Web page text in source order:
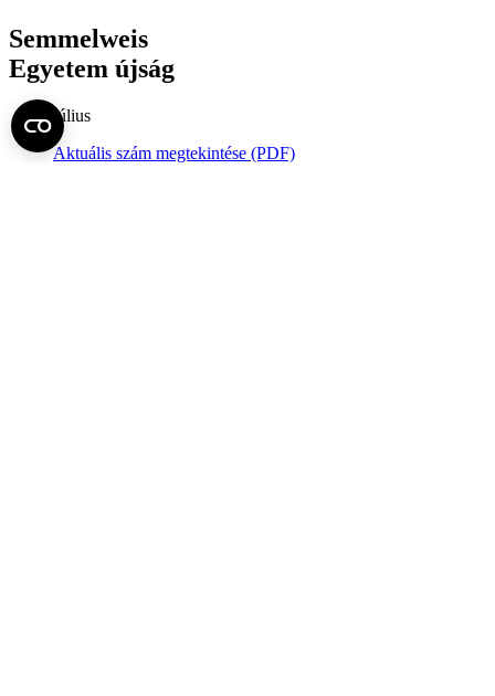
Semmelweis
Egyetem újság
július
Aktuális szám megtekintése (PDF)